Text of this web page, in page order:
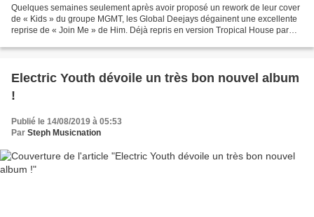
Quelques semaines seulement après avoir proposé un rework de leur cover
de « Kids » du groupe MGMT, les Global Deejays dégainent une excellente
reprise de « Join Me » de Him. Déjà repris en version Tropical House par
Electric Youth dévoile un très bon nouvel album
!
Publié le 14/08/2019 à 05:53
Par Steph Musicnation